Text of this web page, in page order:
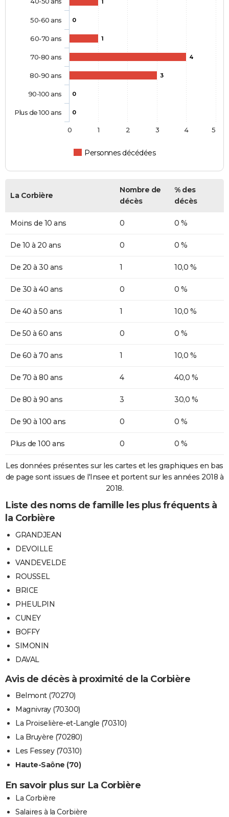
1
0
1
4
3
0
0
Personnes décédées
50-60 ans
60-70 ans
70-80 ans
80-90 ans
90-100 ans
Plus de 100 ans
0 1 2 3 4 5
La Corbière
Nombre de
décès
% des
décès
Moins de 10 ans 0 0 %
De 10 à 20 ans 0 0 %
De 20 à 30 ans 1 10,0 %
De 30 à 40 ans 0 0 %
De 40 à 50 ans 1 10,0 %
De 50 à 60 ans 0 0 %
De 60 à 70 ans 1 10,0 %
De 70 à 80 ans 4 40,0 %
De 80 à 90 ans 3 30,0 %
De 90 à 100 ans 0 0 %
Plus de 100 ans 0 0 %
Les données présentes sur les cartes et les graphiques en bas
de page sont issues de l'Insee et portent sur les années 2018 à
2018.
Liste des noms de famille les plus fréquents à
la Corbière
GRANDJEAN
DEVOILLE
VANDEVELDE
ROUSSEL
BRICE
PHEULPIN
CUNEY
BOFFY
SIMONIN
DAVAL
Avis de décès à proximité de la Corbière
Belmont (70270)
Magnivray (70300)
La Proiselière-et-Langle (70310)
La Bruyère (70280)
Les Fessey (70310)
Haute-Saône (70)
En savoir plus sur La Corbière
La Corbière
Salaires à la Corbière